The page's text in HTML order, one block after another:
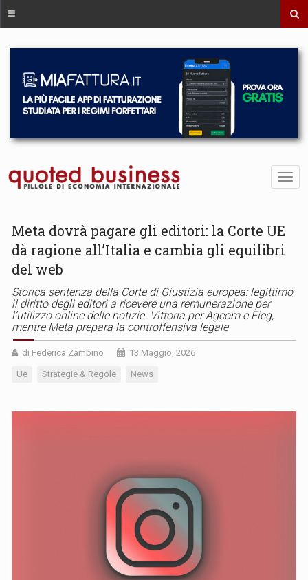
Meta dovrà pagare gli editori: la Corte UE
dà ragione all’Italia e cambia gli equilibri
del web
Storica sentenza della Corte di Giustizia europea: legittimo
il diritto degli editori a ricevere una remunerazione per
l’utilizzo online delle notizie. Vittoria per Agcom e Fieg,
mentre Meta prepara la controffensiva legale
di Federica Zambino 13 Maggio, 2026
Ue Strategie & Regole News